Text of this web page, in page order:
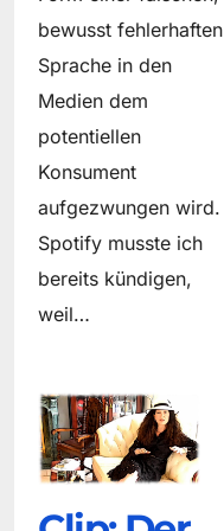
bewusst fehlerhaften
Sprache in den
Medien dem
potentiellen
Konsument
aufgezwungen wird.
Spotify musste ich
bereits kündigen,
weil…